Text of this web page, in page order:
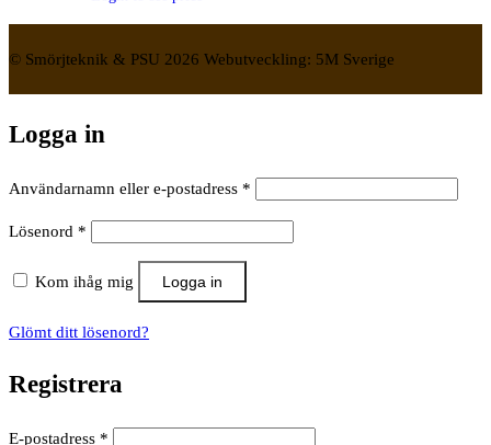
© Smörjteknik & PSU 2026 Webutveckling: 5M Sverige
Logga in
Användarnamn eller e-postadress *
Lösenord *
Kom ihåg mig Logga in
Glömt ditt lösenord?
Registrera
E-postadress *